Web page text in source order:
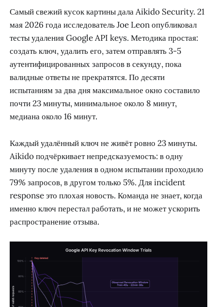
Самый свежий кусок картины дала Aikido Security. 21
мая 2026 года исследователь Joe Leon опубликовал
тесты удаления Google API keys. Методика простая:
создать ключ, удалить его, затем отправлять 3-5
аутентифицированных запросов в секунду, пока
валидные ответы не прекратятся. По десяти
испытаниям за два дня максимальное окно составило
почти 23 минуты, минимальное около 8 минут,
медиана около 16 минут.
Каждый удалённый ключ не живёт ровно 23 минуты.
Aikido подчёркивает непредсказуемость: в одну
минуту после удаления в одном испытании проходило
79% запросов, в другом только 5%. Для incident
response это плохая новость. Команда не знает, когда
именно ключ перестал работать, и не может ускорить
распространение отзыва.